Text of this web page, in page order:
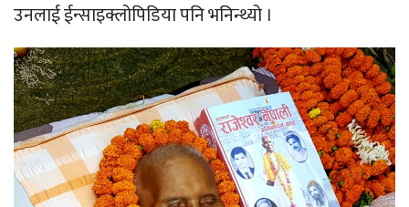
उनलाई ईन्साइक्लोपिडिया पनि भनिन्थ्यो ।